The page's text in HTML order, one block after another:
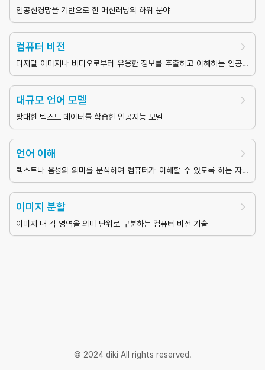
인공신경망을 기반으로 한 머신러닝의 하위 분야
컴퓨터 비전
디지털 이미지나 비디오로부터 유용한 정보를 추출하고 이해하는 인공지
능의 한 분야
대규모 언어 모델
방대한 텍스트 데이터를 학습한 인공지능 모델
언어 이해
텍스트나 음성의 의미를 분석하여 컴퓨터가 이해할 수 있도록 하는 자연
어 처리의 핵심 기술
이미지 분할
이미지 내 각 영역을 의미 단위로 구분하는 컴퓨터 비전 기술
© 2024 diki All rights reserved.